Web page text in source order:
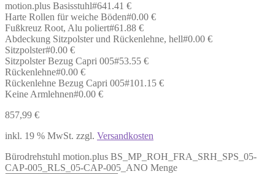
motion.plus Basisstuhl#641.41 €
Harte Rollen für weiche Böden#0.00 €
Fußkreuz Root, Alu poliert#61.88 €
Abdeckung Sitzpolster und Rückenlehne, hell#0.00 €
Sitzpolster#0.00 €
Sitzpolster Bezug Capri 005#53.55 €
Rückenlehne#0.00 €
Rückenlehne Bezug Capri 005#101.15 €
Keine Armlehnen#0.00 €
857,99 €
inkl. 19 % MwSt. zzgl. Versandkosten
Bürodrehstuhl motion.plus BS_MP_ROH_FRA_SRH_SPS_05-
CAP-005_RLS_05-CAP-005_ANO Menge